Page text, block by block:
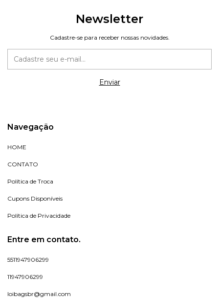
Newsletter
Cadastre-se para receber nossas novidades.
Navegação
HOME
CONTATO
Política de Troca
Cupons Disponíveis
Política de Privacidade
Entre em contato.
5511947906299
11947906299
loibagsbr@gmail.com